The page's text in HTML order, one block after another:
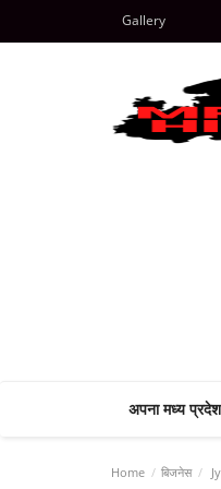
Gallery
अपना मध्य प्रदेश
Home बिजनेस